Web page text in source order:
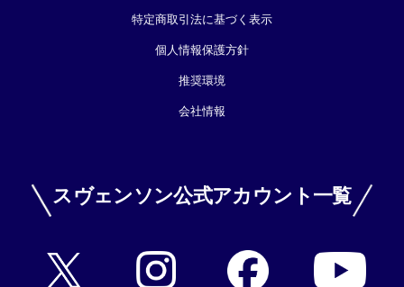
特定商取引法に基づく表示
個人情報保護方針
推奨環境
会社情報
スヴェンソン公式アカウント一覧